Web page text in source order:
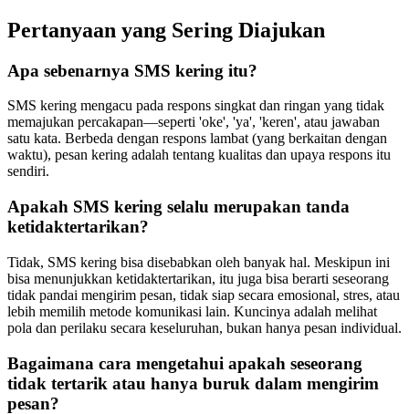
Pertanyaan yang Sering Diajukan
Apa sebenarnya SMS kering itu?
SMS kering mengacu pada respons singkat dan ringan yang tidak
memajukan percakapan—seperti 'oke', 'ya', 'keren', atau jawaban
satu kata. Berbeda dengan respons lambat (yang berkaitan dengan
waktu), pesan kering adalah tentang kualitas dan upaya respons itu
sendiri.
Apakah SMS kering selalu merupakan tanda
ketidaktertarikan?
Tidak, SMS kering bisa disebabkan oleh banyak hal. Meskipun ini
bisa menunjukkan ketidaktertarikan, itu juga bisa berarti seseorang
tidak pandai mengirim pesan, tidak siap secara emosional, stres, atau
lebih memilih metode komunikasi lain. Kuncinya adalah melihat
pola dan perilaku secara keseluruhan, bukan hanya pesan individual.
Bagaimana cara mengetahui apakah seseorang
tidak tertarik atau hanya buruk dalam mengirim
pesan?